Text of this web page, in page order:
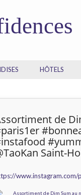
HÔTELS
de
Saint-
www.instagram.com/